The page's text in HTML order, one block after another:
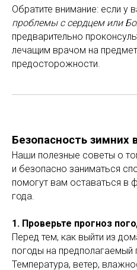
Обратите внимание: если у
проблемы с сердцем или
предварительно
лечащим врачом на
предосторожности.
Безопасность зимних
Наши полезные советы о
и безопасно заниматься
помогут вам оставаться
года.
1. Проверьте прогноз
Перед тем, как выйти из
погоды на предполагаемый
Температура, ветер,